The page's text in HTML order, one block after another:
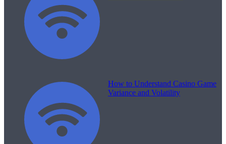
How to Understand Casino Game
Variance and Volatility